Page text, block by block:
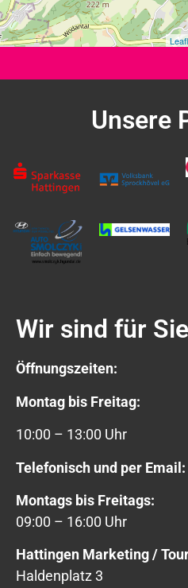
Unsere
Wir sind für
Öffnungszeiten:
Montag bis Freitag:
10:00 – 13:00 Uhr
Telefonisch und per Email:
Montags bis Freitags:
09:00 – 16:00 Uhr
Hattingen Marketing /
Haldenplatz 3